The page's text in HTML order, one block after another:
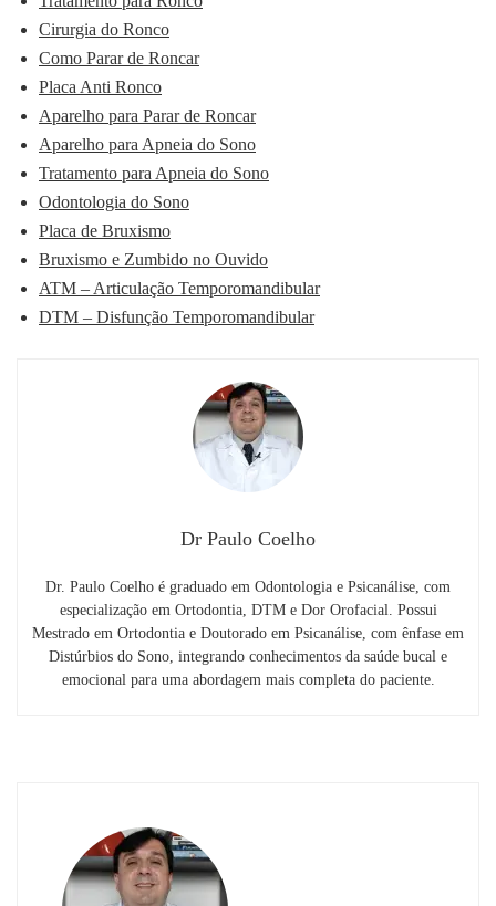
Cirurgia do Ronco
Como Parar de Roncar
Placa Anti Ronco
Aparelho para Parar de Roncar
Aparelho para Apneia do Sono
Tratamento para Apneia do Sono
Odontologia do Sono
Placa de Bruxismo
Bruxismo e Zumbido no Ouvido
ATM – Articulação Temporomandibular
DTM – Disfunção Temporomandibular
Dr Paulo Coelho
Dr. Paulo Coelho é graduado em Odontologia e Psicanálise, com
especialização em Ortodontia, DTM e Dor Orofacial. Possui
Mestrado em Ortodontia e Doutorado em Psicanálise, com ênfase em
Distúrbios do Sono, integrando conhecimentos da saúde bucal e
emocional para uma abordagem mais completa do paciente.